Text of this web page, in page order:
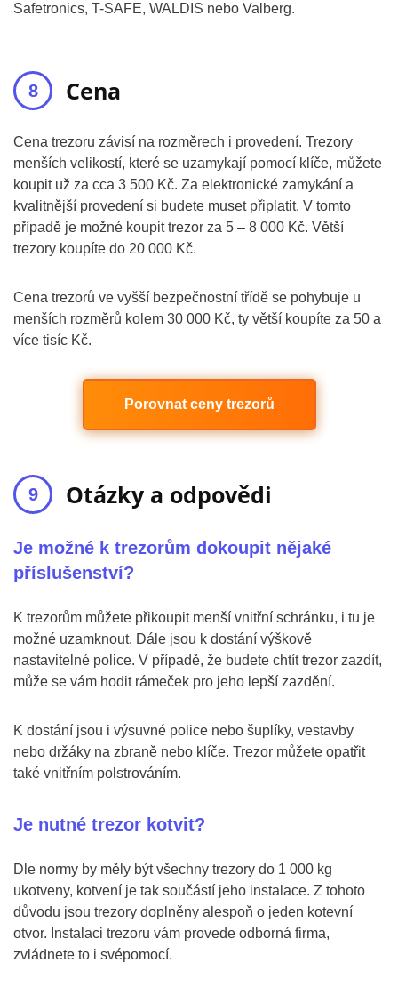
Safetronics, T-SAFE, WALDIS nebo Valberg.
Cena
Cena trezoru závisí na rozměrech i provedení. Trezory
menších velikostí, které se uzamykají pomocí klíče, můžete
koupit už za cca 3 500 Kč. Za elektronické zamykání a
kvalitnější provedení si budete muset připlatit. V tomto
případě je možné koupit trezor za 5 – 8 000 Kč. Větší
trezory koupíte do 20 000 Kč.
Cena trezorů ve vyšší bezpečnostní třídě se pohybuje u
menších rozměrů kolem 30 000 Kč, ty větší koupíte za 50 a
více tisíc Kč.
Porovnat ceny trezorů
Otázky a odpovědi
Je možné k trezorům dokoupit nějaké
příslušenství?
K trezorům můžete přikoupit menší vnitřní schránku, i tu je
možné uzamknout. Dále jsou k dostání výškově
nastavitelné police. V případě, že budete chtít trezor zazdít,
může se vám hodit rámeček pro jeho lepší zazdění.
K dostání jsou i výsuvné police nebo šuplíky, vestavby
nebo držáky na zbraně nebo klíče. Trezor můžete opatřit
také vnitřním polstrováním.
Je nutné trezor kotvit?
Dle normy by měly být všechny trezory do 1 000 kg
ukotveny, kotvení je tak součástí jeho instalace. Z tohoto
důvodu jsou trezory doplněny alespoň o jeden kotevní
otvor. Instalaci trezoru vám provede odborná firma,
zvládnete to i svépomocí.